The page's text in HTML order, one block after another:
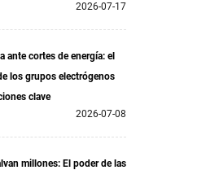
2026-07-17
ante cortes de energía: el
los grupos electrógenos
clave
2026-07-08
millones: El poder de las